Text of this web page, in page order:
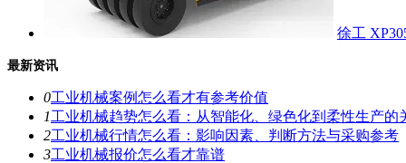
徐工
最新资讯
0工业机械案例怎么看才有参考价值
1工业机械趋势怎么看：从智能化、绿色化到柔性生产的
2工业机械行情怎么看：影响因素、判断方法与采购参考
3工业机械报价怎么看才靠谱